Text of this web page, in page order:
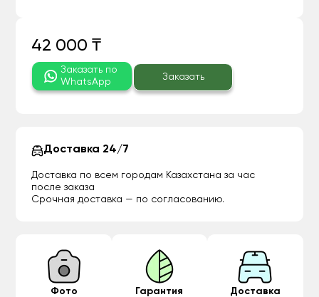
42 000 ₸
Заказать по
WhatsApp
Заказать
Доставка 24/7
Доставка по всем городам Казахстана за час
после заказа
Срочная доставка — по согласованию.
Фото
Гарантия
Доставка